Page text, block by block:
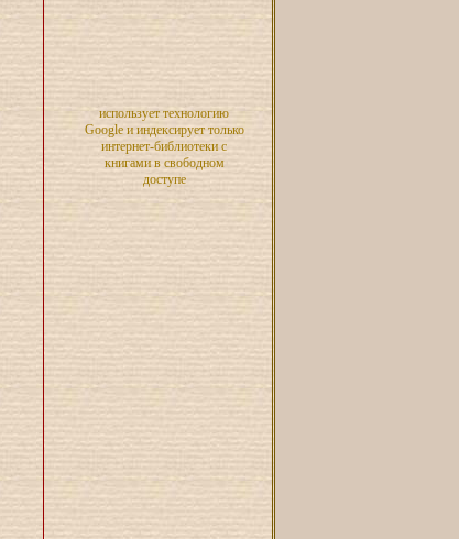
использует технологию
Google и индексирует только
интернет-библиотеки с
книгами в свободном
доступе